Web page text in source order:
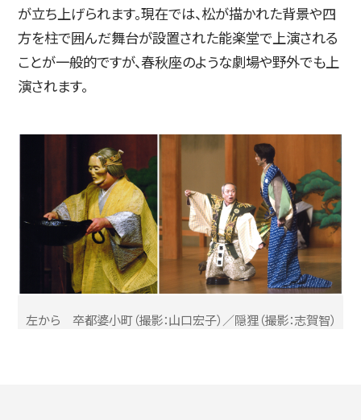
が立ち上げられます。現在では、松が描かれた背景や四
方を柱で囲んだ舞台が設置された能楽堂で上演される
ことが一般的ですが、春秋座のような劇場や野外でも上
演されます。
左から 卒都婆小町（撮影：山口宏子）／隠狸（撮影：志賀智）